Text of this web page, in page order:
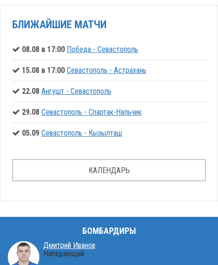
БЛИЖАЙШИЕ МАТЧИ
08.08 в 17:00 Победа - Севастополь
15.08 в 17:00 Севастополь - Астрахань
22.08 Ангушт - Севастополь
29.08 Севастополь - Спартак-Нальчик
05.09 Севастополь - Кызылташ
КАЛЕНДАРЬ
БОМБАРДИРЫ
Дмитрий Иванов
Нападающий